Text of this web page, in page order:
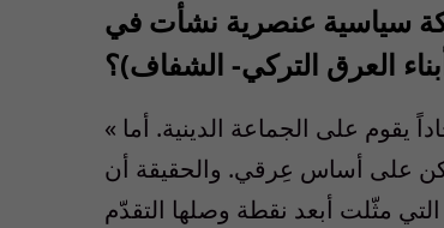
سياسية عنصرية نشأت في
)؟
يقوم على الجماعة الدينية. أما
على أساس عِرقي. والحقيقة أن
مثّلت أبعد نقطة وصلها التقدّم